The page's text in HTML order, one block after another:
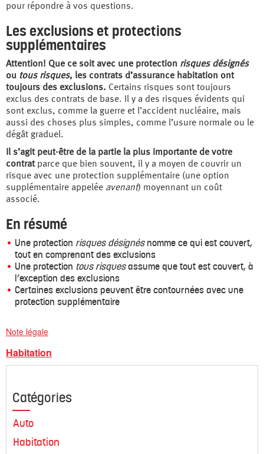
pour répondre à vos questions.
Les exclusions et protections
supplémentaires
Attention! Que ce soit avec une protection risques désignés
ou tous risques, les contrats d’assurance habitation ont
toujours des exclusions. Certains risques sont toujours
exclus des contrats de base. Il y a des risques évidents qui
sont exclus, comme la guerre et l’accident nucléaire, mais
aussi des choses plus simples, comme l’usure normale ou le
dégât graduel.
Il s’agit peut-être de la partie la plus importante de votre
contratparce que bien souvent, il y a moyen de couvrir un
risque avec une protection supplémentaire (une option
supplémentaire appelée avenant) moyennant un coût
associé.
En résumé
Une protection risques désignésnomme ce qui est couvert,
tout en comprenant des exclusions
Une protection tous risquesassume que tout est couvert, à
l’exception des exclusions
Certaines exclusions peuvent être contournées avec une
protection supplémentaire
Note légale
Habitation
Catégories
Auto
Habitation